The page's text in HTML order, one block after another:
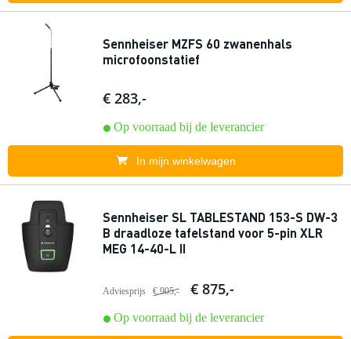
Sennheiser MZFS 60 zwanenhals
microfoonstatief
€ 283,-
Op voorraad bij de leverancier
In mijn winkelwagen
Sennheiser SL TABLESTAND 153-S DW-3
B draadloze tafelstand voor 5-pin XLR
MEG 14-40-L II
Adviesprijs € 905,- € 875,-
Op voorraad bij de leverancier